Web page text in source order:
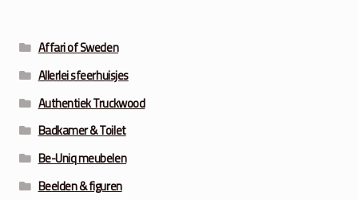
Affari of Sweden
Allerlei sfeerhuisjes
Authentiek Truckwood
Badkamer & Toilet
Be-Uniq meubelen
Beelden & figuren